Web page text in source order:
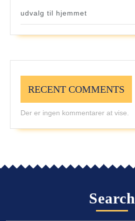
udvalg til hjemmet
RECENT COMMENTS
Der er ingen kommentarer at vise.
Search